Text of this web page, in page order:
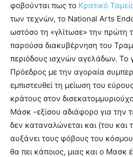
φοβούνται πως το Κρατικό
των τεχνών, το National Arts
ωστόσο τη «γλίτωσε» την πρώτη
παρούσα διακυβέρνηση του
περιόδους ισχνών αγελάδων. Το
Πρόεδρος με την αγοραία
εμπιστευθεί τη μείωση του
κράτους στον
Μάσκ -εξίσου αδιάφορο για την
δεν καταναλώνεται και (του και
αυξάνει τους φόβους του
θα πει κάποιος, μιας και ο Μασκ